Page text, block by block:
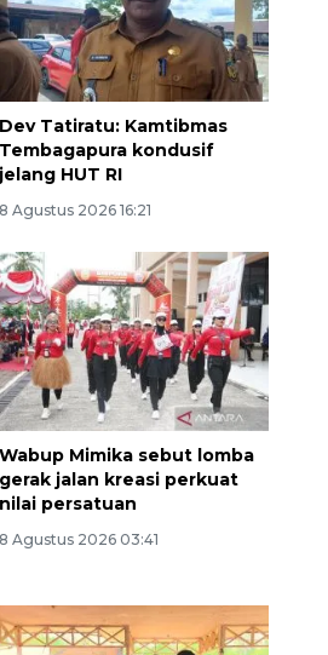
Dev Tatiratu: Kamtibmas
Tembagapura kondusif
jelang HUT RI
8 Agustus 2026 16:21
Wabup Mimika sebut lomba
gerak jalan kreasi perkuat
nilai persatuan
8 Agustus 2026 03:41
haji Indonesia
memuaskan